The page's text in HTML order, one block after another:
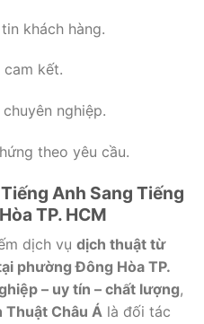
khách hàng.
kết.
nghiệp.
theo yêu cầu.
Anh Sang Tiếng
TP. HCM
dịch vụ dịch thuật từ
phường Đông Hòa TP.
– uy tín – chất lượng,
Thuật Châu Á là đối tác